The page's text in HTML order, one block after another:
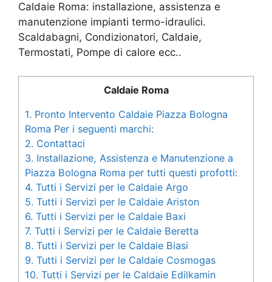
Caldaie Roma: installazione, assistenza e
manutenzione impianti termo-idraulici.
Scaldabagni, Condizionatori, Caldaie,
Termostati, Pompe di calore ecc..
Caldaie Roma
1. Pronto Intervento Caldaie Piazza Bologna
Roma Per i seguenti marchi:
2. Contattaci
3. Installazione, Assistenza e Manutenzione a
Piazza Bologna Roma per tutti questi profotti:
4. Tutti i Servizi per le Caldaie Argo
5. Tutti i Servizi per le Caldaie Ariston
6. Tutti i Servizi per le Caldaie Baxi
7. Tutti i Servizi per le Caldaie Beretta
8. Tutti i Servizi per le Caldaie Biasi
9. Tutti i Servizi per le Caldaie Cosmogas
10. Tutti i Servizi per le Caldaie Edilkamin